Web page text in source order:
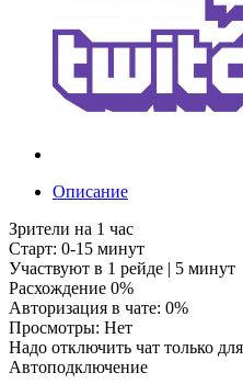
Описание
Зрители на 1 час
Старт: 0-15 минут
Участвуют в 1 рейде | 5 минут
Расхождение 0%
Авторизация в чате: 0%
Просмотры: Нет
Надо отключить чат только
Автоподключение